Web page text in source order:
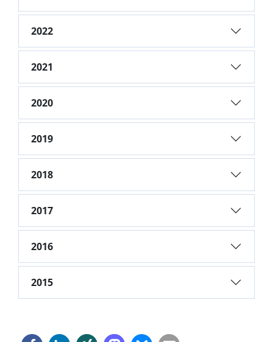
2022
2021
2020
2019
2018
2017
2016
2015